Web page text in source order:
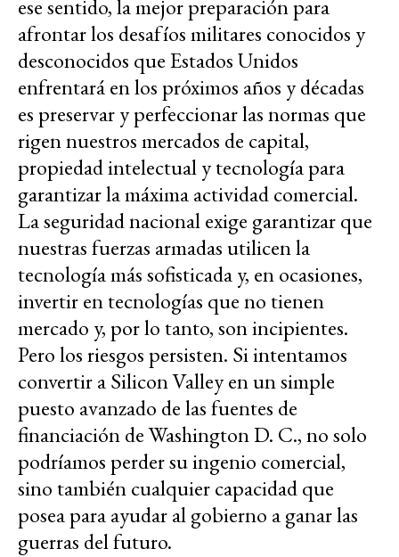
ese sentido, la mejor preparación para
afrontar los desafíos militares conocidos y
desconocidos que Estados Unidos
enfrentará en los próximos años y décadas
es preservar y perfeccionar las normas que
rigen nuestros mercados de capital,
propiedad intelectual y tecnología para
garantizar la máxima actividad comercial.
La seguridad nacional exige garantizar que
nuestras fuerzas armadas utilicen la
tecnología más sofisticada y, en ocasiones,
invertir en tecnologías que no tienen
mercado y, por lo tanto, son incipientes.
Pero los riesgos persisten. Si intentamos
convertir a Silicon Valley en un simple
puesto avanzado de las fuentes de
financiación de Washington D. C., no solo
podríamos perder su ingenio comercial,
sino también cualquier capacidad que
posea para ayudar al gobierno a ganar las
guerras del futuro.